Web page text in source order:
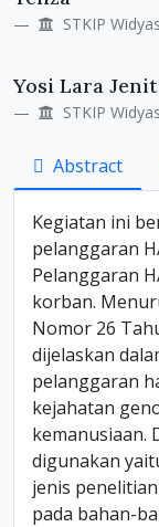
STKIP
Yosi Lara
STKIP
Abstract
Kegiatan ini
pelanggaran
Pelanggaran
korban.
Nomor 26
dijelaskan
pelanggaran
kejahatan
kemanusiaan.
digunakan
jenis
pada bahan-